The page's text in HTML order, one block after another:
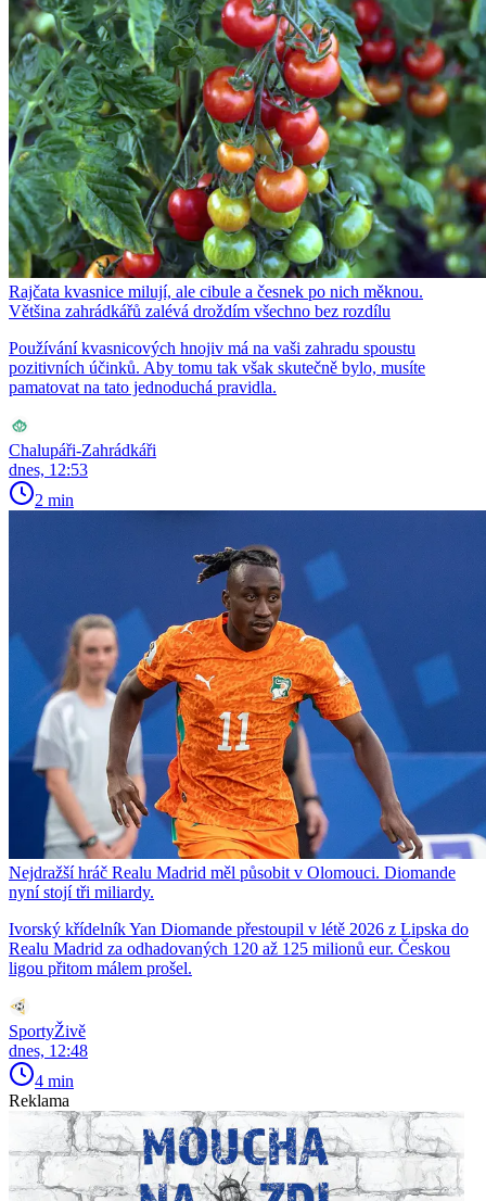
Rajčata kvasnice milují, ale cibule a česnek po nich měknou.
Většina zahrádkářů zalévá droždím všechno bez rozdílu
Používání kvasnicových hnojiv má na vaši zahradu spoustu
pozitivních účinků. Aby tomu tak však skutečně bylo, musíte
pamatovat na tato jednoduchá pravidla.
Chalupáři-Zahrádkáři
dnes, 12:53
2 min
Nejdražší hráč Realu Madrid měl působit v Olomouci. Diomande
nyní stojí tři miliardy.
Ivorský křídelník Yan Diomande přestoupil v létě 2026 z Lipska do
Realu Madrid za odhadovaných 120 až 125 milionů eur. Českou
ligou přitom málem prošel.
SportyŽivě
dnes, 12:48
4 min
Reklama